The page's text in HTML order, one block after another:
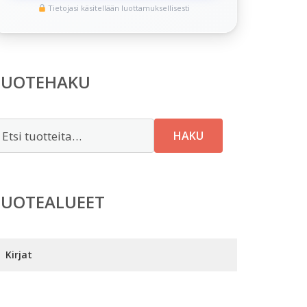
Tietojasi käsitellään luottamuksellisesti
HAKU
Kirjat